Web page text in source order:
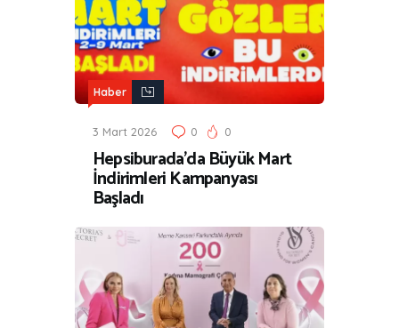
Haber
3 Mart 2026 0 0
Hepsiburada’da Büyük Mart
İndirimleri Kampanyası
Başladı